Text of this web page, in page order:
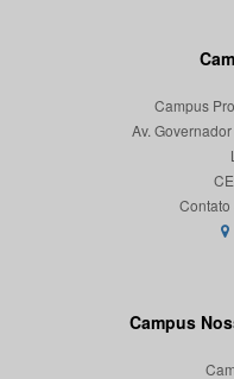
Campus
Av.
Campus